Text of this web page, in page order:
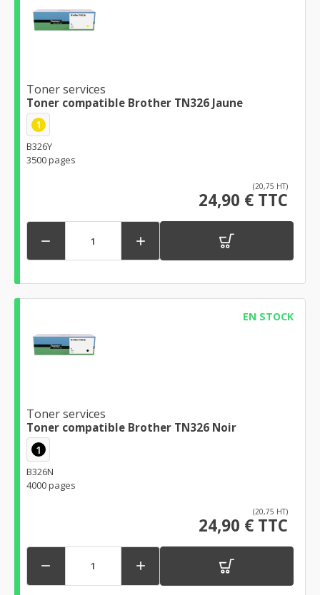
Toner services
Toner compatible Brother TN326 Jaune
1
B326Y
3500 pages
(20,75 HT)
24,90 € TTC
 
EN STOCK
Toner services
Toner compatible Brother TN326 Noir
1
B326N
4000 pages
(20,75 HT)
24,90 € TTC
 